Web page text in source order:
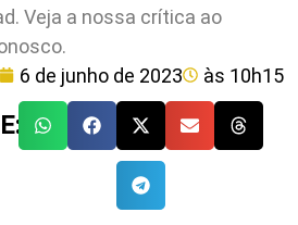
Veja a nossa crítica ao
6 de junho de 2023 às 10h15